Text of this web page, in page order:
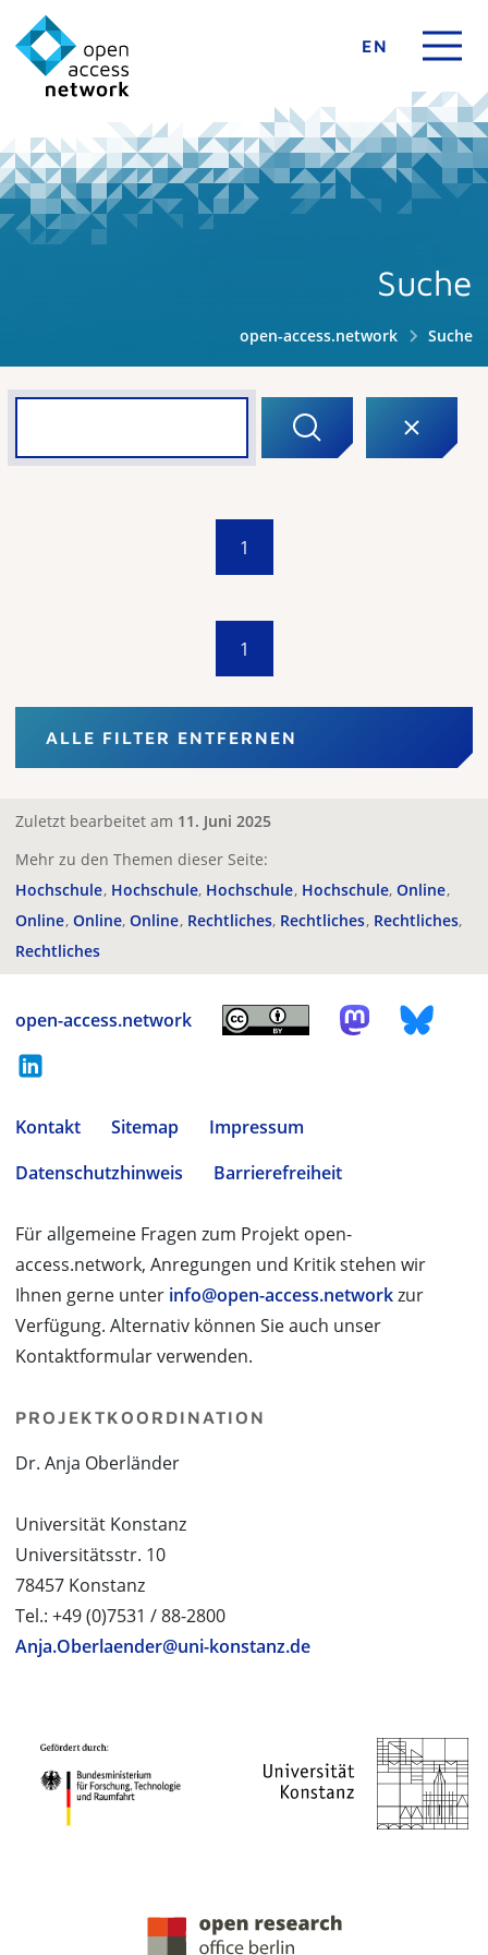
EN
Suche
open-access.network Suche
1
1
ALLE FILTER ENTFERNEN
Zuletzt bearbeitet am 11. Juni 2025
Mehr zu den Themen dieser Seite:
Hochschule Hochschule Hochschule Hochschule Online
Online Online Online Rechtliches Rechtliches Rechtliches
Rechtliches
open-access.network
Kontakt Sitemap
Impressum
Datenschutzhinweis
Barrierefreiheit
Für allgemeine Fragen zum Projekt open-
access.network, Anregungen und Kritik stehen wir
Ihnen gerne unter info@open-access.networkzur
Verfügung. Alternativ können Sie auch unser
Kontaktformular verwenden.
PROJEKTKOORDINATION
Dr. Anja Oberländer
Universität Konstanz
Universitätsstr. 10
78457 Konstanz
Tel.: +49 (0)7531 / 88-2800
Anja.Oberlaender@uni-konstanz.de